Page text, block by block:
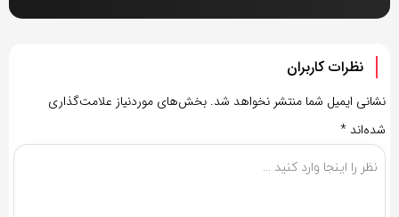
نظرات کاربران
نشانی ایمیل شما منتشر نخواهد شد. بخش‌های موردنیاز علامت‌گذاری
شده‌اند *